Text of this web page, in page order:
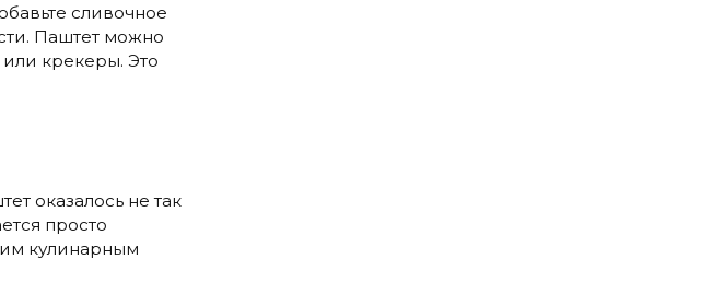
сливочное
Паштет можно
крекеры. Это
оказалось не так
просто
кулинарным